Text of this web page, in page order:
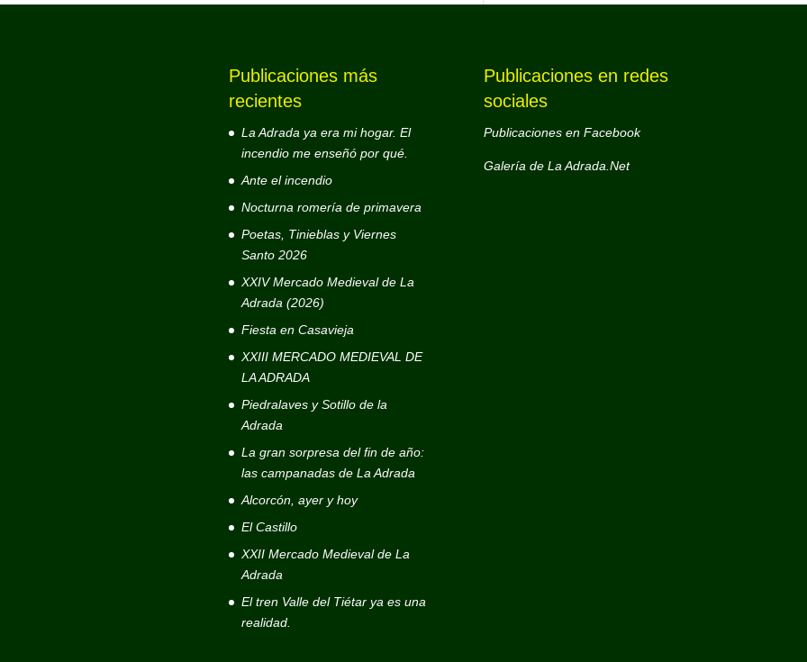
Publicaciones más
recientes
La Adrada ya era mi hogar. El
incendio me enseñó por qué.
Ante el incendio
Nocturna romería de primavera
Poetas, Tinieblas y Viernes
Santo 2026
XXIV Mercado Medieval de La
Adrada (2026)
Fiesta en Casavieja
XXIII MERCADO MEDIEVAL DE
LA ADRADA
Piedralaves y Sotillo de la
Adrada
La gran sorpresa del fin de año:
las campanadas de La Adrada
Alcorcón, ayer y hoy
El Castillo
XXII Mercado Medieval de La
Adrada
El tren Valle del Tiétar ya es una
realidad.
Publicaciones en redes
sociales
Publicaciones en Facebook
Galería de La Adrada.Net